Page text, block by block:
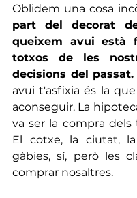
Oblidem una cosa
part del decorat
queixem avui està
totxos de les
decisions del passat.
avui t'asfixia és la
aconseguir. La
va ser la compra dels
El cotxe, la ciutat,
gàbies, sí, però les
comprar nosaltres.